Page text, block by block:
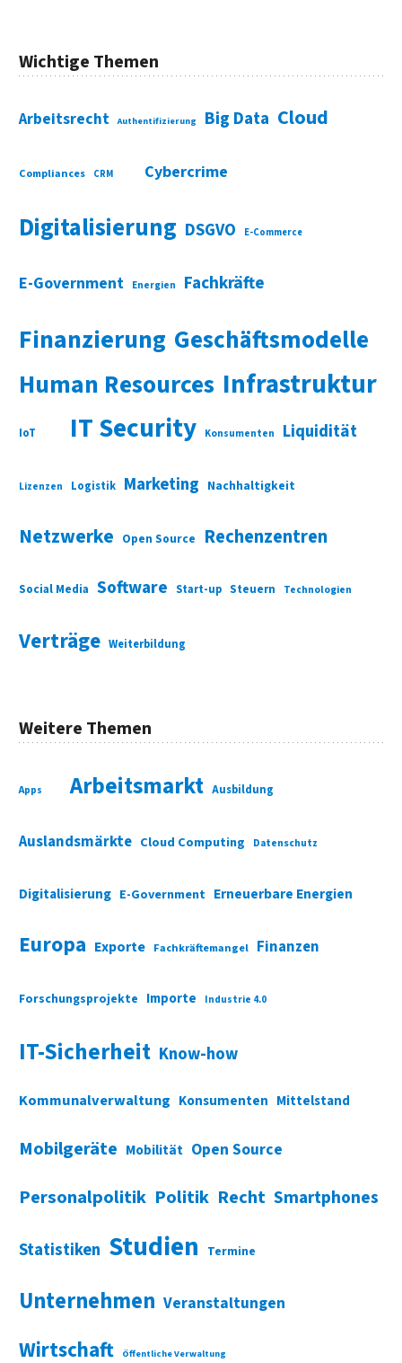
Wichtige Themen
Arbeitsrecht Authentifizierung Big Data Cloud
Compliances CRM Cybercrime
Digitalisierung DSGVO E-Commerce
E-Government Energien Fachkräfte
Finanzierung Geschäftsmodelle
Human Resources Infrastruktur
IoT IT Security Konsumenten Liquidität
Lizenzen Logistik Marketing Nachhaltigkeit
Netzwerke Open Source Rechenzentren
Social Media Software Start-up Steuern Technologien
Verträge Weiterbildung
Weitere Themen
Apps Arbeitsmarkt Ausbildung
Auslandsmärkte Cloud Computing Datenschutz
Digitalisierung E-Government Erneuerbare Energien
Europa Exporte Fachkräftemangel Finanzen
Forschungsprojekte Importe Industrie 4.0
IT-Sicherheit Know-how
Kommunalverwaltung Konsumenten Mittelstand
Mobilgeräte Mobilität Open Source
Personalpolitik Politik Recht Smartphones
Statistiken Studien Termine
Unternehmen Veranstaltungen
Wirtschaft Öffentliche Verwaltung